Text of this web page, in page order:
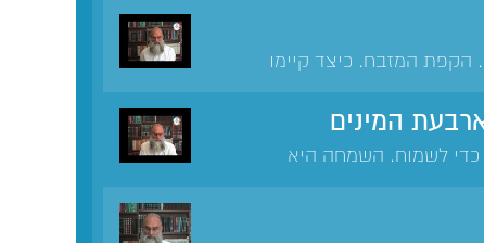
על שמחה בפסח. מעלת
המזבח. כיצד קיימו
מקור מנהג הקפת הבימה
המינים
כדי לשמוח. השמחה היא
מבקשים מים.